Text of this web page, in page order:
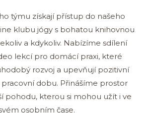
týmu získají přístup do našeho
klubu jógy s bohatou knihovnou
a kdykoliv. Nabízíme sdílení
lekcí pro domácí praxi, které
rozvoj a upevňují pozitivní
dobu. Přinášíme prostor
pohodu, kterou si mohou užít i ve
osobním čase.